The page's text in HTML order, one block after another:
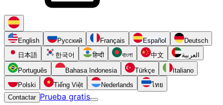
English Русский Français Español
Deutsch
日本語
한국어 हिन्दी বাংলা 中文 العربية
Português Bahasa Indonesia Türkçe
Italiano
Polski
Tiếng Việt Nederlands
ไทย
Contactar Prueba gratis